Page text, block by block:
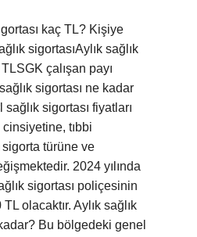
kaç TL? Kişiye
sigortasıAylık sağlık
çalışan payı
sigortası ne kadar
sigortası fiyatları
cinsiyetine, tıbbi
türüne ve
2024 yılında
sigortası poliçesinin
olacaktır. Aylık sağlık
Bu bölgedeki genel